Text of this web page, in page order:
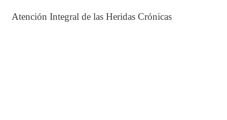
Atención Integral de las Heridas Crónicas